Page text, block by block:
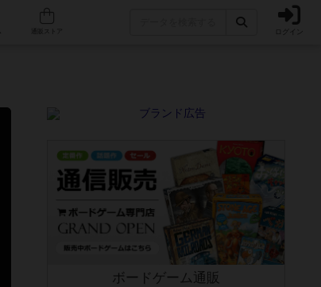
人気ボードゲーム ログイン
ボードゲーム通販